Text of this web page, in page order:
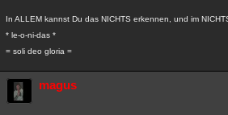
In ALLEM kannst Du das NICHTS erkennen, und im
* le-o-ni-das *
= soli deo gloria =
magus